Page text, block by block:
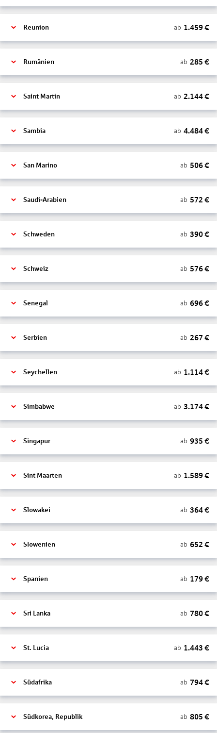
Reunion ab 1.459€
Rumänien ab 285 €
Saint Martin ab 2.144€
Sambia ab 4.484€
San Marino ab 506€
Saudi-Arabien ab 572 €
Schweden ab 390€
Schweiz ab 576€
Senegal ab 696€
Serbien ab 267 €
Seychellen ab 1.114€
Simbabwe ab 3.174€
Singapur ab 935 €
Sint Maarten ab 1.589€
Slowakei ab 364€
Slowenien ab 652 €
Spanien ab 179€
Sri Lanka ab 780€
St. Lucia ab 1.443 €
Südafrika ab 794€
Südkorea, Republik ab 805 €